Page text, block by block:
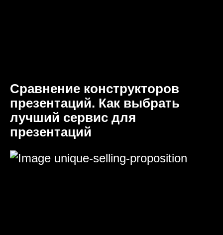
Сравнение конструкторов
презентаций. Как выбрать
лучший сервис для
презентаций